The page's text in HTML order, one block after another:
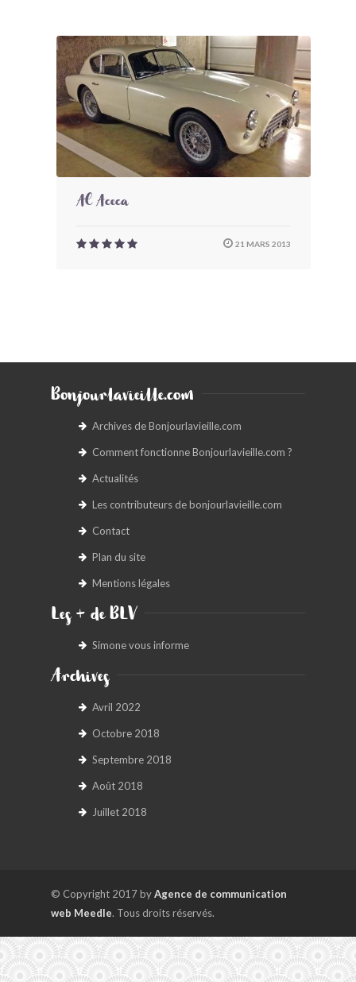
AC Aceca
21 MARS 2013
Bonjourlavieille.com
Archives de Bonjourlavieille.com
Comment fonctionne Bonjourlavieille.com ?
Actualités
Les contributeurs de bonjourlavieille.com
Contact
Plan du site
Mentions légales
Les + de BLV
Simone vous informe
Archives
Avril 2022
Octobre 2018
Septembre 2018
Août 2018
Juillet 2018
© Copyright 2017 byAgence de communication
web Meedle. Tous droits réservés.